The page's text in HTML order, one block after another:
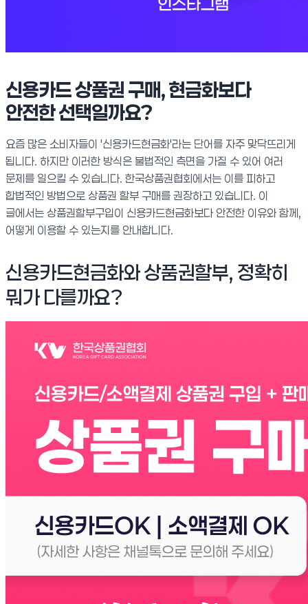
신용카드 상품권 구매, 현금화보다
안전한 선택일까요?
요즘 많은 소비자들이 '신용카드현금화'라는 단어를 자주 맞닥뜨리게
됩니다. 하지만 이러한 방식은 불법적인 측면을 가질 수 있어 여러
문제를 일으킬 수 있습니다. 한국상품권협회에서는 이를 피하고
합법적인 방법으로 상품권 할부 구매를 권장하고 있습니다. 이
글에서는 상품권할부구입이 신용카드현금화보다 안전한 이유와 함께,
어떻게 이용할 수 있는지를 안내합니다.
신용카드현금화와 상품권할부, 정확히
뭐가 다를까요?